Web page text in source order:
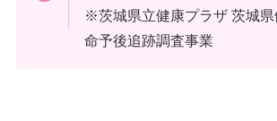
※茨城県立健康プラザ 茨城県
命予後追跡調査事業